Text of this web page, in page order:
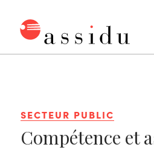
contenu
SECTEUR PUBLIC
Compétence et